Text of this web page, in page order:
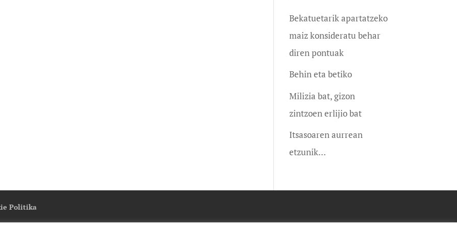
Bekatuetarik apartatzeko
maiz konsideratu behar
diren pontuak
Behin eta betiko
Milizia bat, gizon
zintzoen erlijio bat
Itsasoaren aurrean
etzunik…
Politika